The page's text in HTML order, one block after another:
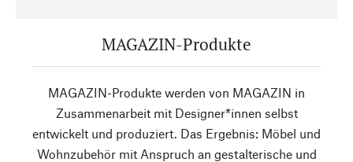
MAGAZIN-Produkte
MAGAZIN-Produkte werden von MAGAZIN in
Zusammenarbeit mit Designer*innen selbst
entwickelt und produziert. Das Ergebnis: Möbel und
Wohnzubehör mit Anspruch an gestalterische und